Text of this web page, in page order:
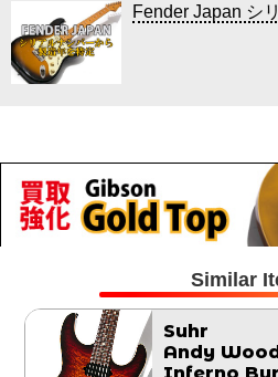
Fender Japan シ
Similar
Suhr
Andy